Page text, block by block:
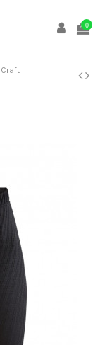
0
Craft